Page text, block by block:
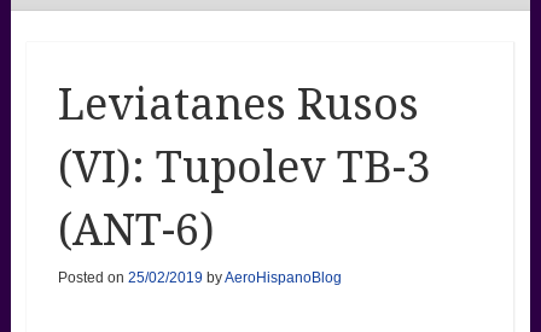
Leviatanes Rusos
(VI): Tupolev TB-3
(ANT-6)
Posted on 25/02/2019 byAeroHispanoBlog